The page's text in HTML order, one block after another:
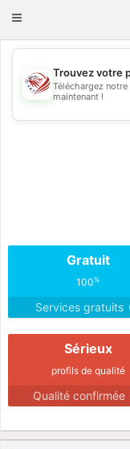
Toggle
💖
Trouvez votre
Téléchargez
maintenant !
Gratuit
100%
Services gratuits
Sérieux
profils de qualité
Qualité confirmée